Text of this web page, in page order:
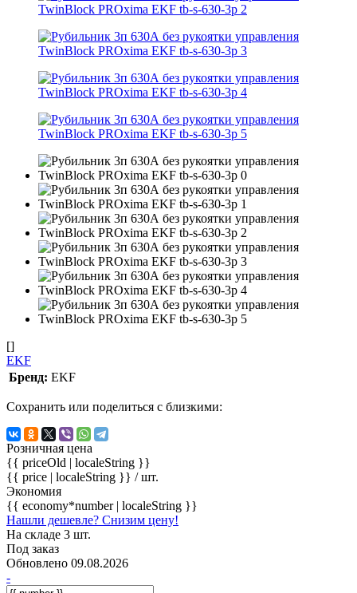
[]
EKF
Бренд: EKF
Сохранить или поделиться с близкими:
Розничная цена
{{ priceOld | localeString }}
{{ price | localeString }} / шт.
Экономия
{{ economy*number | localeString }}
Нашли дешевле? Снизим цену!
На складе 3 шт.
Под заказ
Обновлено 09.08.2026
-